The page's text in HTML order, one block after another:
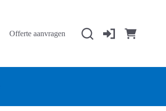
Offerte aanvragen